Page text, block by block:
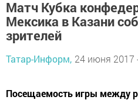
Матч Кубка
Мексика в Казани
зрителей
Татар-Информ, 24 июня 2017
Посещаемость игры между